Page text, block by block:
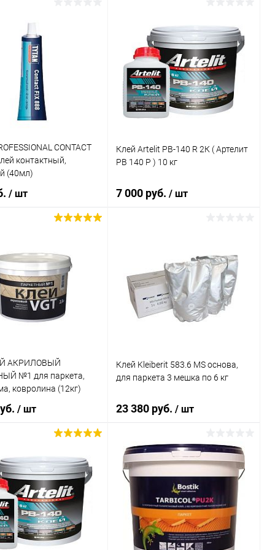
В корзину
в 1 клик
EURO GOLD
В корзину
Купить в 1 клик Сравнение
В избранное В наличии
CONTACT
контактный,
(40мл)
/ шт
в 1 клик Сравнение
В наличии
Клей Artelit PB-140 R 2К ( Артелит
PB 140 Р ) 10 кг
7 000 руб./ шт
Купить в 1 клик Сравнение
В избранное В наличии
АКРИЛОВЫЙ
№1 для паркета,
ковролина (12кг)
/ шт
В корзину
в 1 клик Сравнение
В наличии
Клей Kleiberit 583.6 MS основа,
для паркета 3 мешка по 6 кг
23 380 руб./ шт
В корзину
Купить в 1 клик Сравнение
В избранное В наличии
Литраж | Масса: